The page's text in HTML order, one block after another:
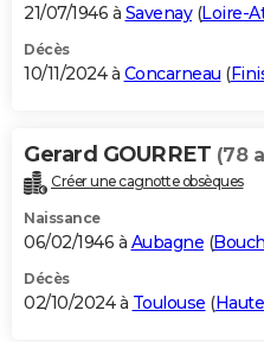
21/07/1946 à Savenay(Loire-
Décès
10/11/2024 à Concarneau (
Gerard GOURRET (78
Créer une cagnotte obsèques
Naissance
06/02/1946 à Aubagne (
Décès
02/10/2024 à Toulouse (